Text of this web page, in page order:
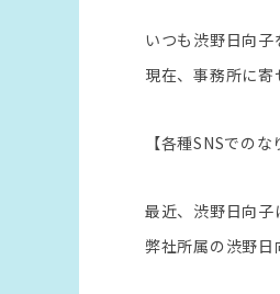
いつも渋野日向子
現在、事務所に寄
【各種SNSでの
最近、渋野日向
弊社所属の渋野